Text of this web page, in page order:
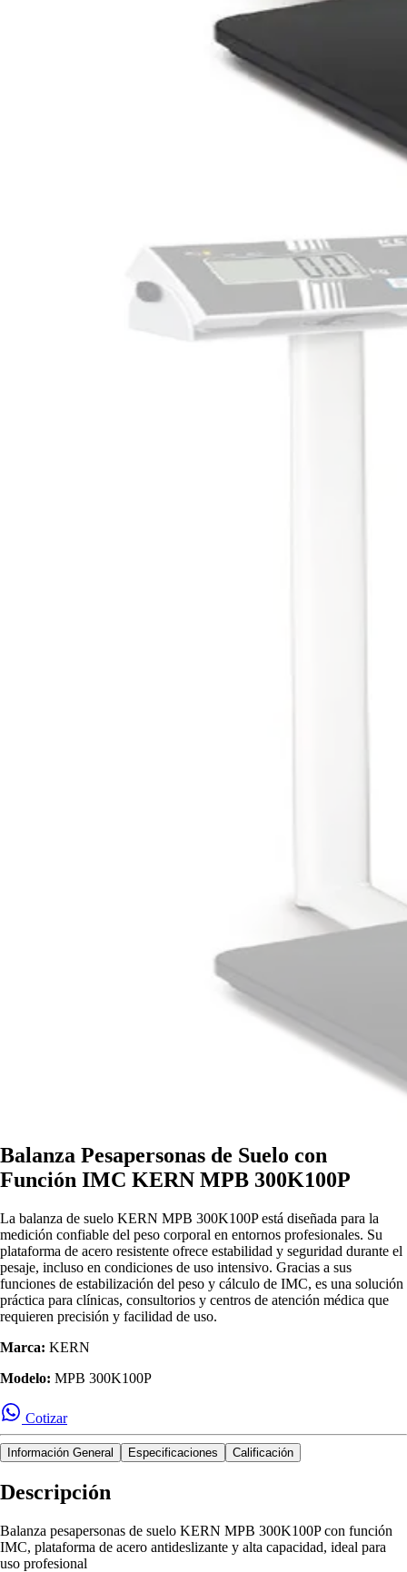
Balanza Pesapersonas de Suelo con
Función IMC KERN MPB 300K100P
La balanza de suelo KERN MPB 300K100P está diseñada para la
medición confiable del peso corporal en entornos profesionales. Su
plataforma de acero resistente ofrece estabilidad y seguridad durante el
pesaje, incluso en condiciones de uso intensivo. Gracias a sus
funciones de estabilización del peso y cálculo de IMC, es una solución
práctica para clínicas, consultorios y centros de atención médica que
requieren precisión y facilidad de uso.
Marca: KERN
Modelo: MPB 300K100P
Cotizar
Información General Especificaciones Calificación
Descripción
Balanza pesapersonas de suelo KERN MPB 300K100P con función
IMC, plataforma de acero antideslizante y alta capacidad, ideal para
uso profesional